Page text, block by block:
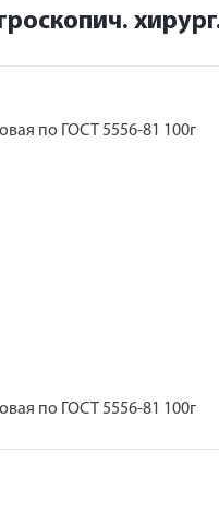
по ГОСТ 5556-81 100г
по ГОСТ 5556-81 100г